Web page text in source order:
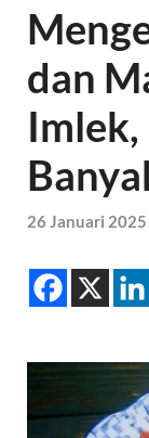
dan
26 Januari 2025